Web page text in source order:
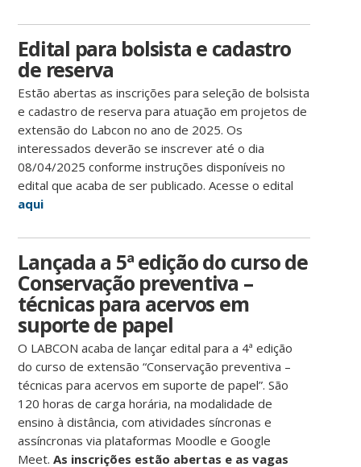
Edital para bolsista e cadastro
de reserva
Estão abertas as inscrições para seleção de bolsista
e cadastro de reserva para atuação em projetos de
extensão do Labcon no ano de 2025. Os
interessados deverão se inscrever até o dia
08/04/2025 conforme instruções disponíveis no
edital que acaba de ser publicado. Acesse o edital
aqui
Lançada a 5ª edição do curso de
Conservação preventiva –
técnicas para acervos em
suporte de papel
O LABCON acaba de lançar edital para a 4ª edição
do curso de extensão “Conservação preventiva –
técnicas para acervos em suporte de papel”. São
120 horas de carga horária, na modalidade de
ensino à distância, com atividades síncronas e
assíncronas via plataformas Moodle e Google
Meet.As inscrições estão abertas e as vagas